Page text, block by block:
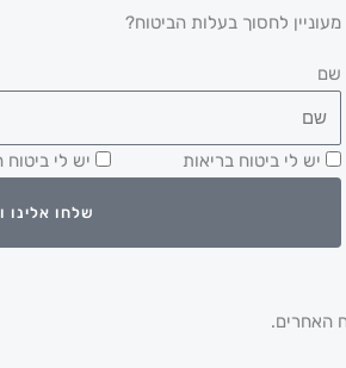
מעוניין לחסוך בעלות הביטוח?
שם
יש לי ביטוח בריאות יש לי ביטוח
שלחו אלינו
האחרים.